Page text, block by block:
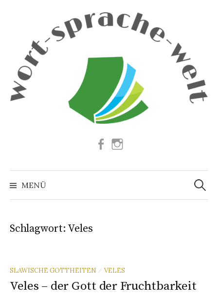
Facebook
MENÜ
Suchen
nach:
Schlagwort: Veles
SLAWISCHE GOTTHEITEN / VELES
Veles – der Gott der Fruchtbarkeit